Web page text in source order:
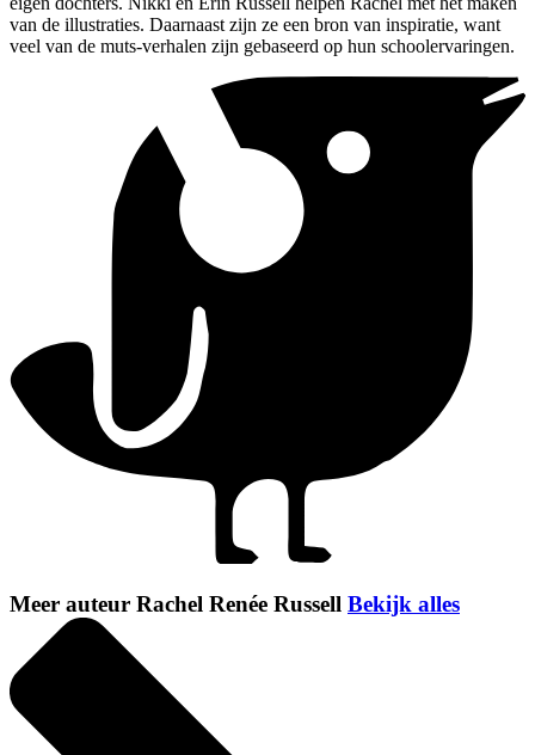
van de illustraties. Daarnaast zijn ze een bron van inspiratie, want
veel van de muts-verhalen zijn gebaseerd op hun schoolervaringen.
Meer auteur Rachel Renée Russell Bekijk alles